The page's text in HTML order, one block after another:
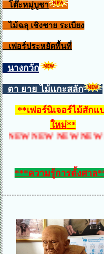
โต๊ะหมู่บูชา
ไม้ฉลุ เชิงชาย ระเบียง
เฟอร์ประหยัดพื้นที่
นางกวัก
ตา ยาย ไม้แกะสลัก
**เฟอร์นิเจอร์ไม้สักแ
ใหม่**
NEW NEW
***ความรู้การตั้งศาล